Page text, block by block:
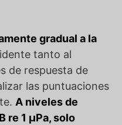
gradual a la
tanto al
de respuesta de
las puntuaciones
A niveles de
re 1 µPa, solo